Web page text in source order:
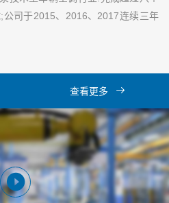
司于2015、2016、2017连续三年
查看更多